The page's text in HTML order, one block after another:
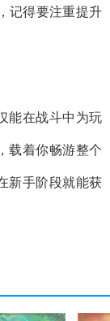
记得要注重提升
能在战斗中为玩
载着你畅游整个
新手阶段就能获